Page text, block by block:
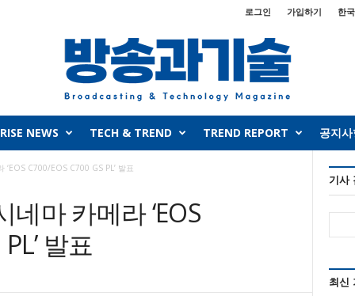
로그인 가입하기 한
NEWS TECH & TREND TREND REPORT 공지
‘EOS C700/EOS C700 GS PL’ 발표
마 카메라 ‘EOS
발표
기사
최신